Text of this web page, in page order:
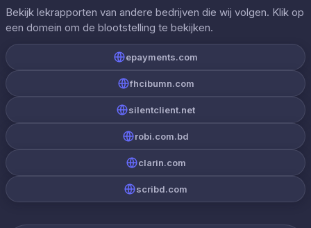
Bekijk lekrapporten van andere bedrijven die wij volgen. Klik op
een domein om de blootstelling te bekijken.
epayments.com
fhcibumn.com
silentclient.net
robi.com.bd
clarin.com
scribd.com